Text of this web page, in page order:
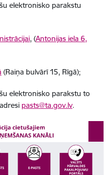
elektronisko parakstu
, (Antonijas iela 6,
(Raiņa bulvārī 15, Rīgā);
elektronisko parakstu to
pasts@ta.gov.lv.